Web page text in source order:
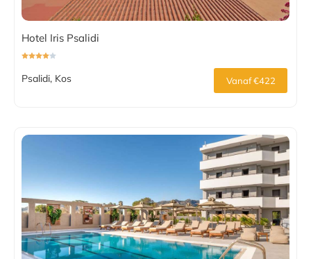
Hotel Iris Psalidi
Psalidi, Kos Vanaf €422